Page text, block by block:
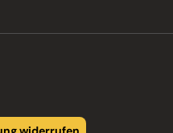
widerrufen